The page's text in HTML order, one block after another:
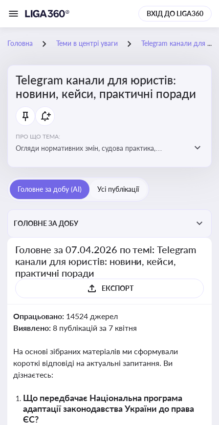
ВХІД ДО LIGA360
Головна Теми в центрі уваги Telegram канали для юристів: новини, кейси, практичні поради
Telegram канали для юристів:
новини, кейси, практичні поради
ПРО ЩО ТЕМА:
Огляди нормативних змін, судова практика,
каналах
Головне за добу (AI) Усі публікації
ГОЛОВНЕ ЗА ДОБУ
Головне за 07.04.2026 по темі: Telegram
канали для юристів: новини, кейси,
практичні поради
ЕКСПОРТ
Опрацьовано: 14524 джерел
Виявлено: 8 публікацій за 7 квітня
На основі зібраних матеріалів ми сформували
короткі відповіді на актуальні запитання. Ви
дізнаєтесь:
Що передбачає Національна програма
адаптації законодавства України до права
ЄС?